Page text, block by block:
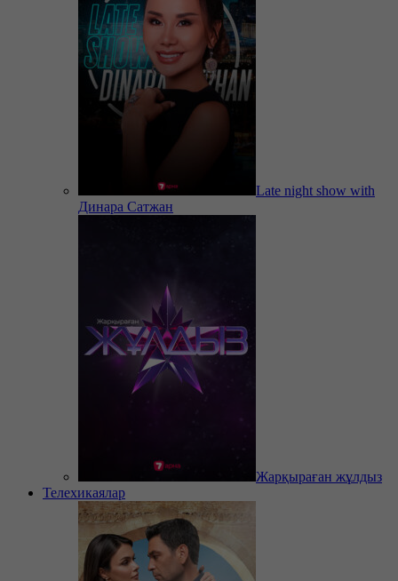
Late night show with
Динара Сатжан
Жарқыраған жұлдыз
Телехикаялар